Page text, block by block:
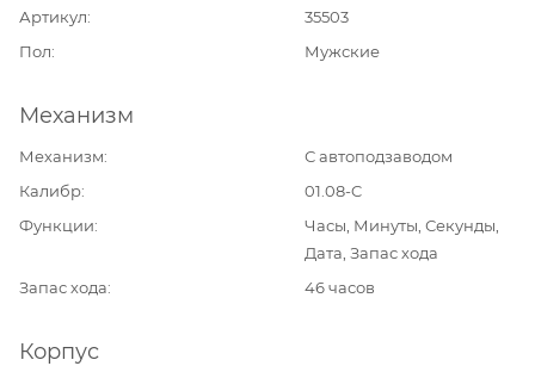
Артикул
35503
Пол
Мужские
Механизм
Механизм
С автоподзаводом
Калибр
01.08-C
Функции
Часы, Минуты, Секунды,
Дата, Запас хода
Запас хода
46 часов
Корпус